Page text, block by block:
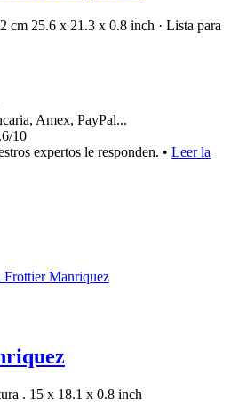
cm 25.6 x 21.3 x 0.8 inch · Lista para
Amex, PayPal...
10
expertos le responden. • Leer la
. 15 x 18.1 x 0.8 inch